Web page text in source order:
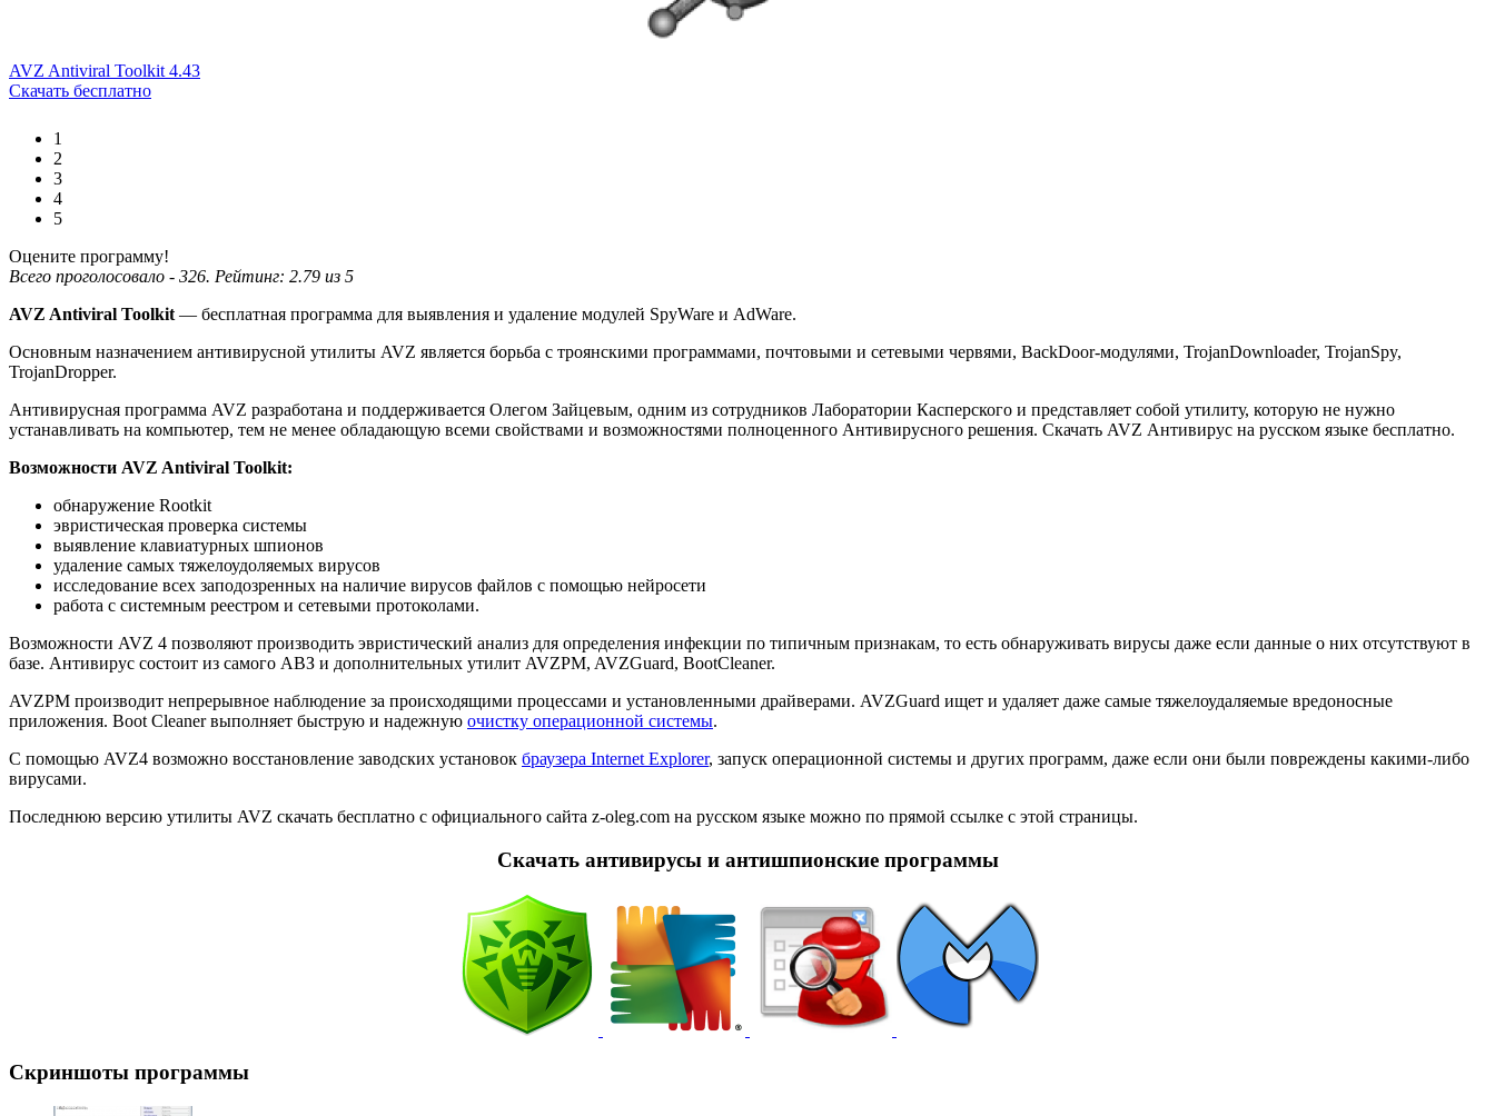
AVZ Antiviral Toolkit 4.43
Скачать бесплатно
1
2
3
4
5
Оцените программу!
Всего проголосовало - 326. Рейтинг: 2.79 из 5
AVZ Antiviral Toolkit — бесплатная программа для выявления и удаление модулей SpyWare и AdWare.
Основным назначением антивирусной утилиты AVZ является борьба с троянскими программами, почтовыми и сетевыми червями, BackDoor-модулями, TrojanDownloader, TrojanSpy,
TrojanDropper.
Антивирусная программа AVZ разработана и поддерживается Олегом Зайцевым, одним из сотрудников Лаборатории Касперского и представляет собой утилиту, которую не нужно
устанавливать на компьютер, тем не менее обладающую всеми свойствами и возможностями полноценного Антивирусного решения. Скачать AVZ Антивирус на русском языке бесплатно.
Возможности AVZ Antiviral Toolkit:
обнаружение Rootkit
эвристическая проверка системы
выявление клавиатурных шпионов
удаление самых тяжелоудоляемых вирусов
исследование всех заподозренных на наличие вирусов файлов с помощью нейросети
работа с системным реестром и сетевыми протоколами.
Возможности AVZ 4 позволяют производить эвристический анализ для определения инфекции по типичным признакам, то есть обнаруживать вирусы даже если данные о них отсутствуют в
базе. Антивирус состоит из самого АВЗ и дополнительных утилит AVZPM, AVZGuard, BootCleaner.
AVZPM производит непрерывное наблюдение за происходящими процессами и установленными драйверами. AVZGuard ищет и удаляет даже самые тяжелоудаляемые вредоносные
приложения. Boot Cleaner выполняет быструю и надежную очистку операционной системы.
С помощью AVZ4 возможно восстановление заводских установок браузера Internet Explorer, запуск операционной системы и других программ, даже если они были повреждены какими-либо
вирусами.
Последнюю версию утилиты AVZ скачать бесплатно с официального сайта z-oleg.com на русском языке можно по прямой ссылке с этой страницы.
Cкачать антивирусы и антишпионские программы
Скриншоты программы